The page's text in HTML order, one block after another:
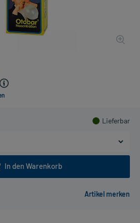
Lieferbar
In den Warenkorb